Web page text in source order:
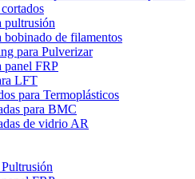
pultrusión
bobinado de filamentos
para Pulverizar
panel FRP
LFT
para Termoplásticos
para BMC
de vidrio AR